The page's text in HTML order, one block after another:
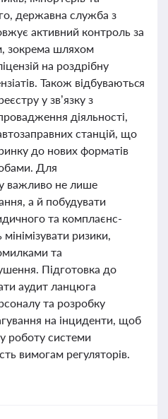
державна служба з
активний контроль за
зокрема шляхом
на роздрібну
Також відбуваються
у зв’язку з
діяльності,
станцій, що
до нових форматів
Для
важливо не лише
а й побудувати
та комплаєнс-
ризики,
та
Підготовка до
аудит ланцюга
та розробку
на інциденти, щоб
роботу системи
вимогам регуляторів.